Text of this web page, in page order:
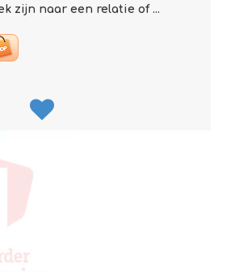
zijn naar een relatie of ...